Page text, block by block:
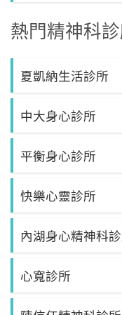
熱門精神科
夏凱納生活診所
中大身心診所
平衡身心診所
快樂心靈診所
內湖身心精神科
心寬診所